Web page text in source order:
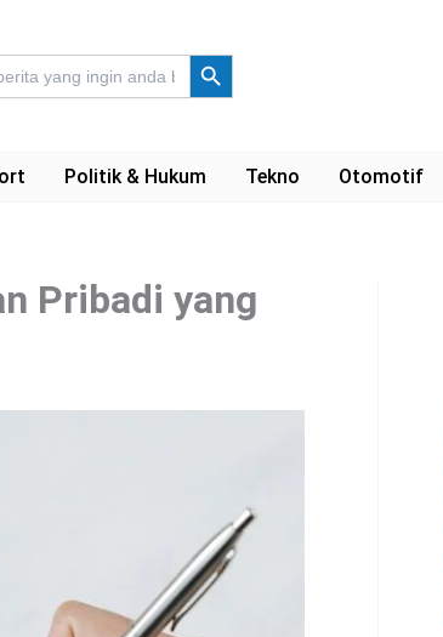
Search Button
Politik & Hukum Tekno Otomotif
Pribadi yang